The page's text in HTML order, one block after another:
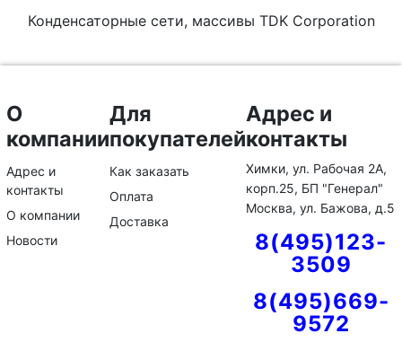
Конденсаторные сети, массивы TDK Corporation
О
компании
Адрес и
контакты
О компании
Новости
Для
покупателей
Как заказать
Оплата
Доставка
Адрес и
контакты
Химки, ул. Рабочая 2А,
корп.25, БП "Генерал"
Москва, ул. Бажова, д.5
8(495)123-
3509
8(495)669-
9572